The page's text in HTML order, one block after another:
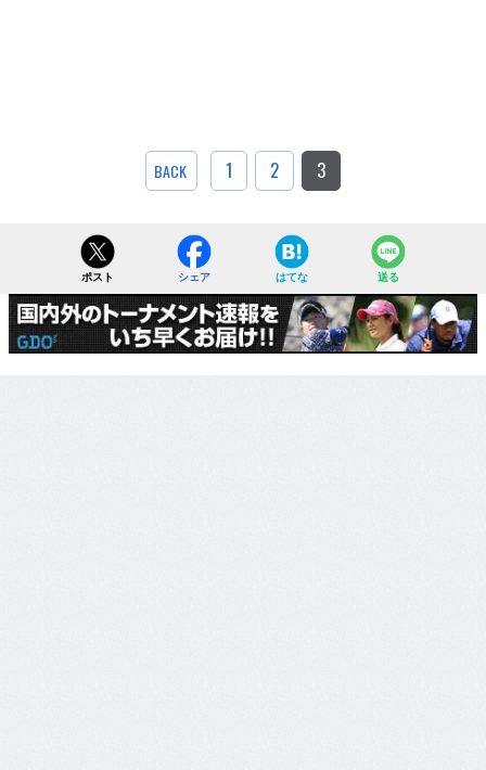
BACK 1 2 3
ポスト シェア はてな 送る